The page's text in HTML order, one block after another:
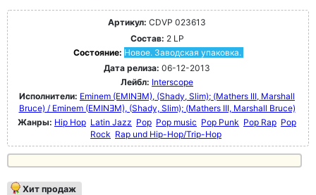
Артикул: CDVP 023613
Состав: 2 LP
Состояние: Новое. Заводская упаковка.
Дата релиза: 06-12-2013
Лейбл: Interscope
Исполнители: Eminem (EMINƎM), (Shady, Slim); (Mathers III, Marshall
Bruce) / Eminem (EMINƎM), (Shady, Slim); (Mathers III, Marshall Bruce)
Жанры: Hip Hop Latin Jazz Pop Pop music Pop Punk Pop Rap Pop
Rock Rap und Hip-Hop/Trip-Hop
Хит продаж